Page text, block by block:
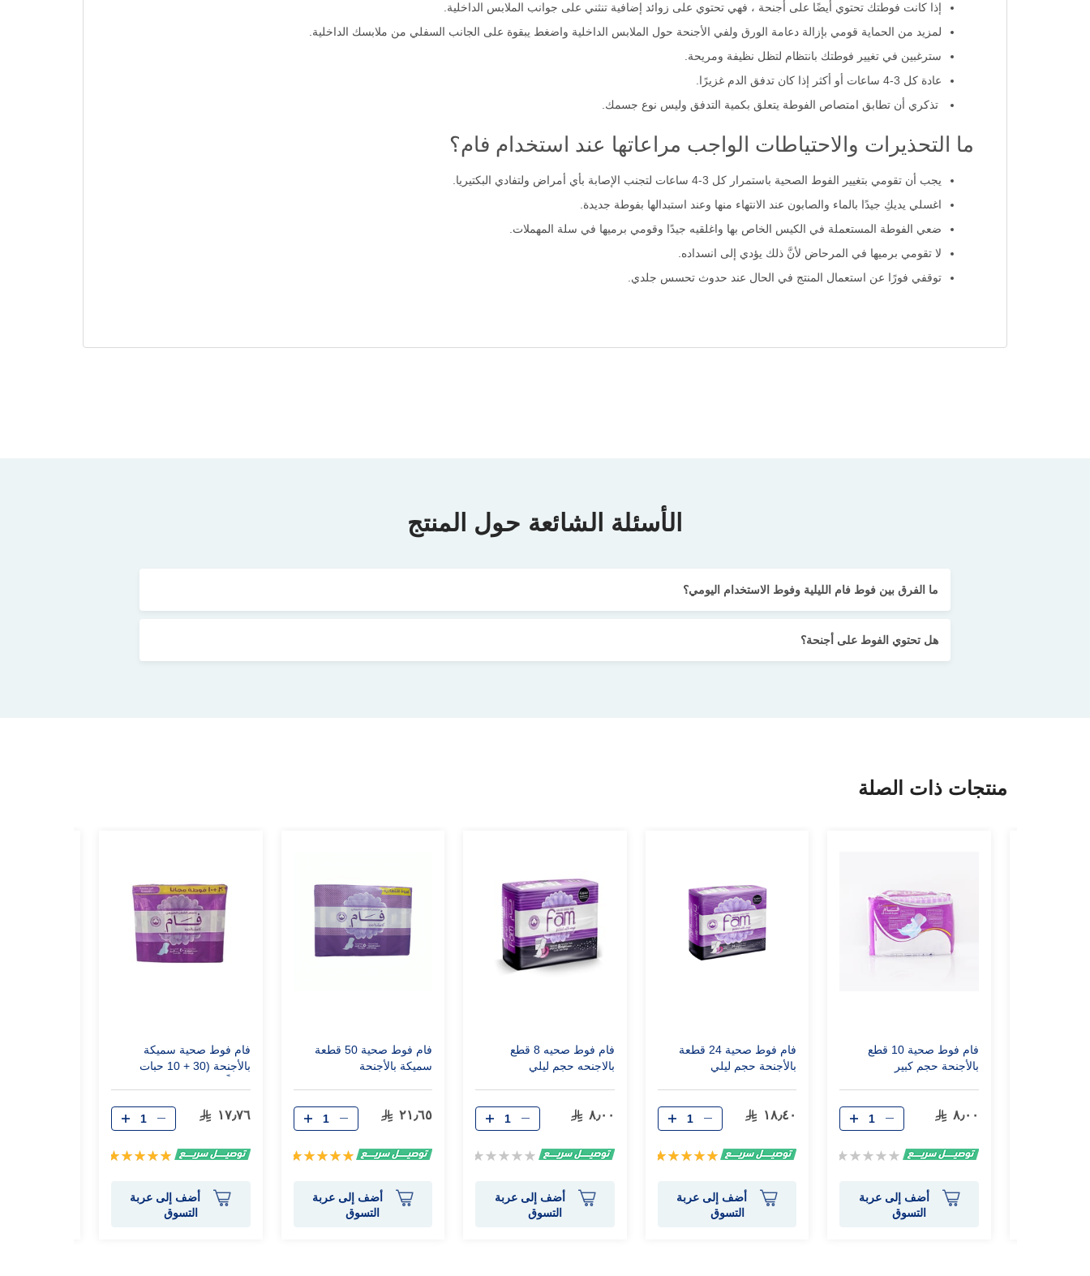
إذا كانت فوطتك تحتوي أيضًا على أجنحة ، فهي تحتوي على زوائد إضافية تنثني على جوانب الملابس الداخلية.
لمزيد من الحماية قومي بإزالة دعامة الورق ولفي الأجنحة حول الملابس الداخلية واضغط يبقوة على الجانب السفلي من ملابسك الداخلية.
سترغبين في تغيير فوطتك بانتظام لتظل نظيفة ومريحة.
عادة كل 3-4 ساعات أو أكثر إذا كان تدفق الدم غزيرًا.
تذكري أن تطابق امتصاص الفوطة يتعلق بكمية التدفق وليس نوع جسمك.
ما التحذيرات والاحتياطات الواجب مراعاتها عند استخدام فام؟
يجب أن تقومي بتغيير الفوط الصحية باستمرار كل 3-4 ساعات لتجنب الإصابة بأي أمراض ولتفادي البكتيريا.
اغسلي يديكِ جيدًا بالماء والصابون عند الانتهاء منها وعند استبدالها بفوطة جديدة.
ضعي الفوطة المستعملة في الكيس الخاص بها واغلقيه جيدًا وقومي برميها في سلة المهملات.
لا تقومي برميها في المرحاض لأنَّ ذلك يؤدي إلى انسداده.
توقفي فورًا عن استعمال المنتج في الحال عند حدوث تحسس جلدي.
الأسئلة الشائعة حول المنتج
ما الفرق بين فوط فام الليلية وفوط الاستخدام اليومي؟
هل تحتوي الفوط على أجنحة؟
منتجات ذات الصلة
فام فوط صحية 10 قطع
بالأجنحة حجم كبير
٨٫٠٠
Rating:
أضف إلى عربة
التسوق
فام فوط صحية 24 قطعة
بالأجنحة حجم ليلي
١٨٫٤٠
تقييم:
أضف إلى عربة
التسوق
فام فوط صحيه 8 قطع
بالاجنحه حجم ليلي
٨٫٠٠
Rating:
أضف إلى عربة
التسوق
فام فوط صحية 50 قطعة
سميكة بالأجنحة
٢١٫٦٥
تقييم:
أضف إلى عربة
التسوق
فام فوط صحية سميكة
بالأجنحة (30 + 10 حبات
١٧٫٧٦
تقييم:
أضف إلى عربة
التسوق